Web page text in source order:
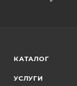
КАТАЛОГ
УСЛУГИ